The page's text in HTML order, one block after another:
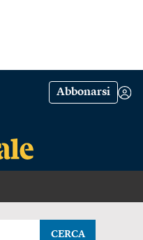
Abbonarsi
CERCA